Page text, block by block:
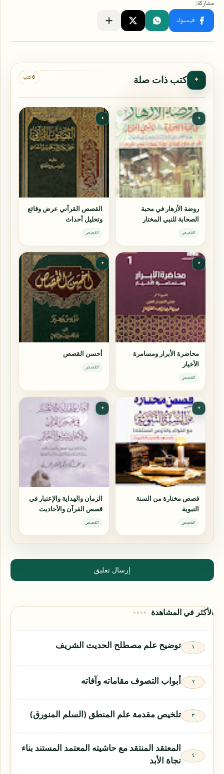
✦ كتب ذات صلة 6 كتب
✦
روضة الأزهار في محبة
الصحابة للنبي المختار
القصص
✦
القصص القرآني عرض وقائع
وتحليل أحداث
القصص
✦
محاضرة الأبرار ومسامرة
الأخيار
القصص
✦
أحسن القصص
القصص
✦
قصص مختارة من السنة
النبوية
القصص
✦
الزمان والهداية والإعتبار في
قصص القرآن والأحاديث
والأخبار
القصص
إرسال تعليق
الأكثر في المشاهدة
توضيح علم مصطلح الحديث الشريف
أبواب التصوف مقاماته وآفاته
تلخيص مقدمة علم المنطق (السلم المنورق)
المعتقد المنتقد مع حاشيته المعتمد المستند بناء
نجاة الأبد